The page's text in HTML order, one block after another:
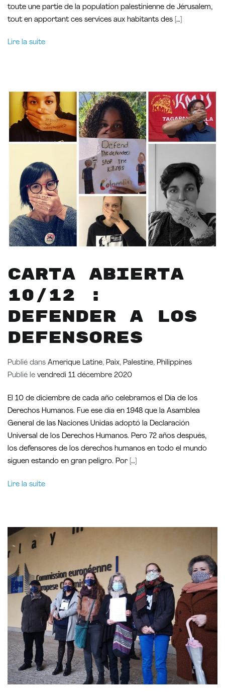
toute une partie de la population palestinienne de Jérusalem,
tout en apportant ces services aux habitants des […]
Lire la suite
Carta abierta
10/12 :
Defender a los
defensores
Publié dans Amerique Latine, Paix, Palestine, Philippines
Publié le vendredi 11 décembre 2020
El 10 de diciembre de cada año celebramos el Día de los
Derechos Humanos. Fue ese día en 1948 que la Asamblea
General de las Naciones Unidas adoptó la Declaración
Universal de los Derechos Humanos. Pero 72 años después,
los defensores de los derechos humanos en todo el mundo
siguen estando en gran peligro. Por […]
Lire la suite